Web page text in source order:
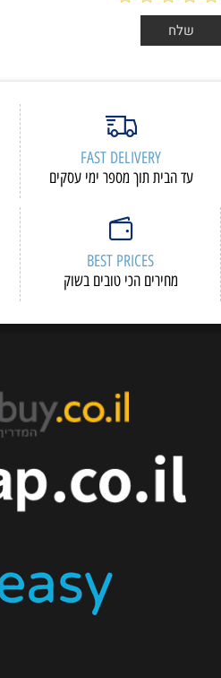
FAST DELIVERY
עד הבית תוך מספר ימי עסקים
BEST PRICES
מחירים הכי טובים בשוק